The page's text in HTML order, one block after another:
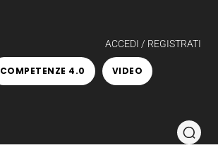
ACCEDI / REGISTRATI
COMPETENZE 4.0 VIDEO